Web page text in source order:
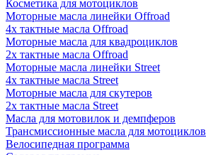
Косметика для мотоциклов
Моторные масла линейки Offroad
4х тактные масла Offroad
Моторные масла для квадроциклов
2х тактные масла Offroad
Моторные масла линейки Street
4х тактные масла Street
Моторные масла для скутеров
2х тактные масла Street
Масла для мотовилок и демпферов
Трансмиссионные масла для мотоциклов
Велосипедная программа